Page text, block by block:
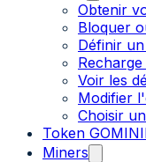
Obtenir
Bloquer
Définir
Voir les
Modifier
Choisir
Token
Miners